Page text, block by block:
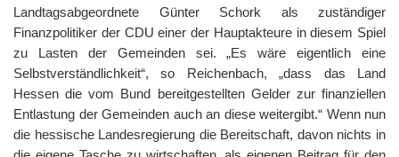
Landtagsabgeordnete Günter Schork als zuständiger
Finanzpolitiker der CDU einer der Hauptakteure in diesem Spiel
zu Lasten der Gemeinden sei. „Es wäre eigentlich eine
Selbstverständlichkeit“, so Reichenbach, „dass das Land
Hessen die vom Bund bereitgestellten Gelder zur finanziellen
Entlastung der Gemeinden auch an diese weitergibt.“ Wenn nun
die hessische Landesregierung die Bereitschaft, davon nichts in